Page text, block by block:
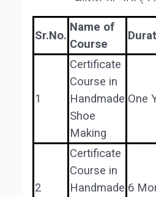
Sr.No.
Name of
Course
1
Certificate
Course in
Handmade
Shoe
Making
One
2
Certificate
Course in
Handmade 6